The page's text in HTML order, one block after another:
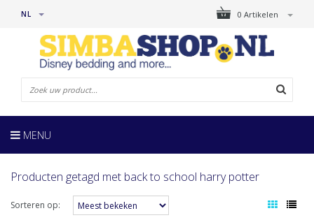
0 Artikelen
NL
MENU
Producten getagd met back to school harry potter
Sorteren op: